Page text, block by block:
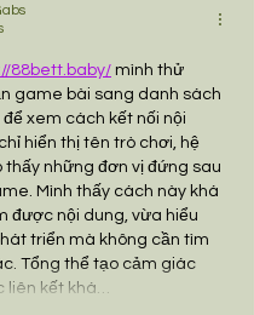
88bett.baby/ mình thử
game bài sang danh sách
xem cách kết nối nội
hiển thị tên trò chơi, hệ
thấy những đơn vị đứng sau
Mình thấy cách này khá
được nội dung, vừa hiểu
triển mà không cần tìm
Tổng thể tạo cảm giác
liên kết khá…